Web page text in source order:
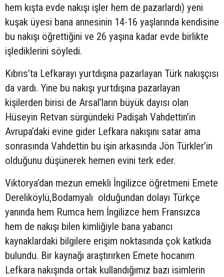
hem kışta evde nakışı işler hem de pazarlardı) yeni
kuşak üyesi bana annesinin 14-16 yaşlarında kendisine
bu nakışı öğrettiğini ve 26 yaşına kadar evde birlikte
işlediklerini söyledi.
Kıbrıs’ta Lefkarayı yurtdışına pazarlayan Türk nakışçısı
da vardı. Yine bu nakışı yurtdışına pazarlayan
kişilerden birisi de Arsal’ların büyük dayısı olan
Hüseyin Retvan sürgündeki Padişah Vahdettin’in
Avrupa’daki evine gider Lefkara nakışını satar ama
sonrasında Vahdettin bu işin arkasında Jön Türkler’in
olduğunu düşünerek hemen evini terk eder.
Viktorya’dan mezun emekli İngilizce öğretmeni Emete
Dereliköylü,Bodamyalı olduğundan dolayı Türkçe
yanında hem Rumca hem İngilizce hem Fransızca
hem de nakışı bilen kimliğiyle bana yabancı
kaynaklardaki bilgilere erişim noktasında çok katkıda
bulundu. Bir kaynağı araştırırken Emete hocanım
Lefkara nakışında ortak kullandığımız bazı isimlerin